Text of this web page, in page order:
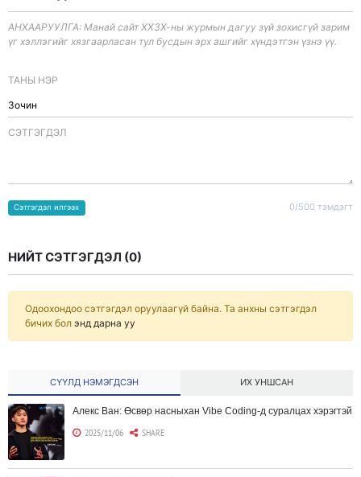
АНХААРУУЛГА: Манай сайт ХХЗХ-ны журмын дагуу зүй зохисгүй зарим
үг хэллэгийг хязгаарласан тул бусдын эрх ашгийг хүндэтгэн үзнэ үү.
ТАНЫ НЭР
CЭТГЭГДЭЛ
0/500 тэмдэгт
Сэтгэгдэл илгээх
НИЙТ СЭТГЭГДЭЛ (0)
Одоохондоо сэтгэгдэл оруулаагүй байна. Та анхны сэтгэгдэл
бичих бол энд дарна уу
СҮҮЛД НЭМЭГДСЭН ИХ УНШСАН
Алекс Ван: Өсвөр насныхан Vibe Coding-д суралцах хэрэгтэй
2025/11/06 SHARE